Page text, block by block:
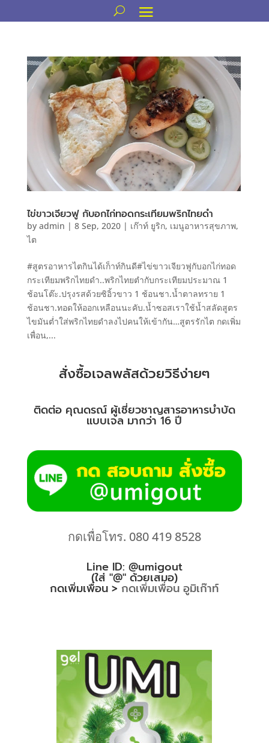
ไข่ขาวเจียวฟู กับอกไก่ทอดกระเทียมพริกไทยดำ
by admin | 8 Sep, 2020| เก๊าท์ ยูริก, เมนูอาหารสุขภาพ,
ไต
#สูตรอาหารไตกินได้เก็าท์กินดี#ไข่ขาวเจียวฟูกับอกไก่ทอด
กระเทียมพริกไทยดำ..พริกไทยตำกับกระเทียมประมาณ 1
ช้อนโต๊ะ.ปรุงรสด้วยซิอิ้วขาว 1 ช้อนชา.น้ำตาลทราย 1
ช้อนชา.ทอดให้ออกเหลือนนะคับ.น้ำซอสเราใช้น้ำสลัดสูตร
ไขมันต่ำใส่พริกไทยดำลงไปคนให้เข้ากัน…สูตรรักไต กดเพิ่ม
เพื่อน,...
สั่งซื้อเจลพลัสด้วยวิธีง่ายๆ
ติดต่อ คุณดรณ์ ผู้เชี่ยวชาญสารอาหารบำบัด
แบบเจล มากว่า 16 ปี
กดเพื่อโทร. 080 419 8528
Line ID: @umigout
(ใส่ "@" ด้วยเสมอ)
กดเพิ่มเพื่อน > กดเพิ่มเพื่อน อูมิเก๊าท์